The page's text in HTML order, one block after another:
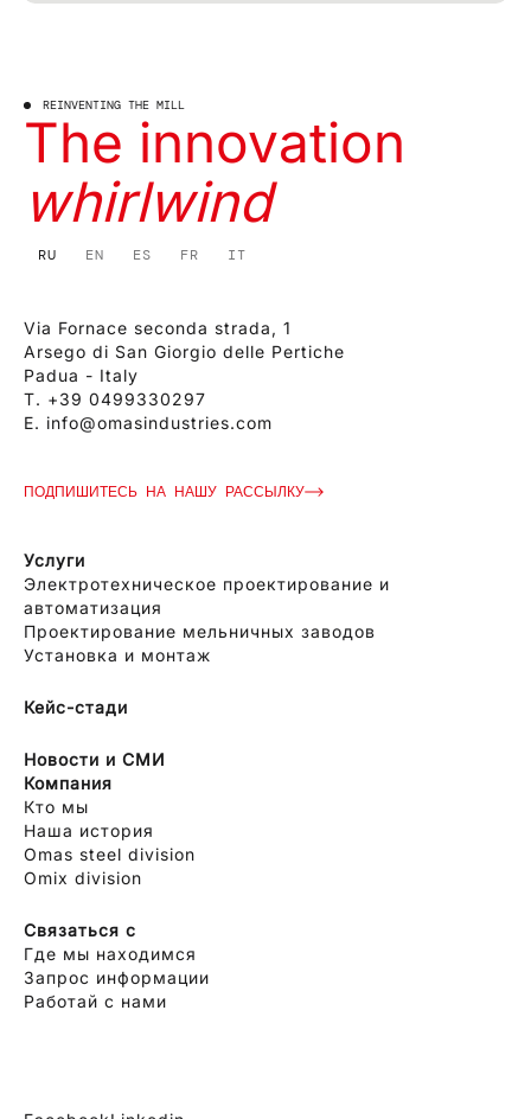
REINVENTING THE MILL
The innovation
whirlwind
RU EN ES FR IT
Via Fornace seconda strada, 1
Arsego di San Giorgio delle Pertiche
Padua - Italy
T. +39 0499330297
E. info@omasindustries.com
ПОДПИШИТЕСЬ НА НАШУ РАССЫЛКУ
Услуги
Электротехническое проектирование и
автоматизация
Проектирование мельничных заводов
Установка и монтаж
Кейс-стади
Новости и СМИ
Компания
Кто мы
Наша история
Omas steel division
Omix division
Связаться с
Где мы находимся
Запрос информации
Работай с нами